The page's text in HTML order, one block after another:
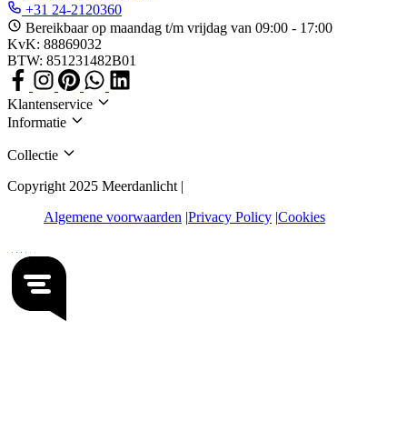
+31 24-2120360
Bereikbaar op maandag t/m vrijdag van 09:00 - 17:00
KvK: 88869032
BTW: 851231482B01
Klantenservice
Informatie
Collectie
Copyright 2025 Meerdanlicht |
Algemene voorwaarden Privacy Policy Cookies